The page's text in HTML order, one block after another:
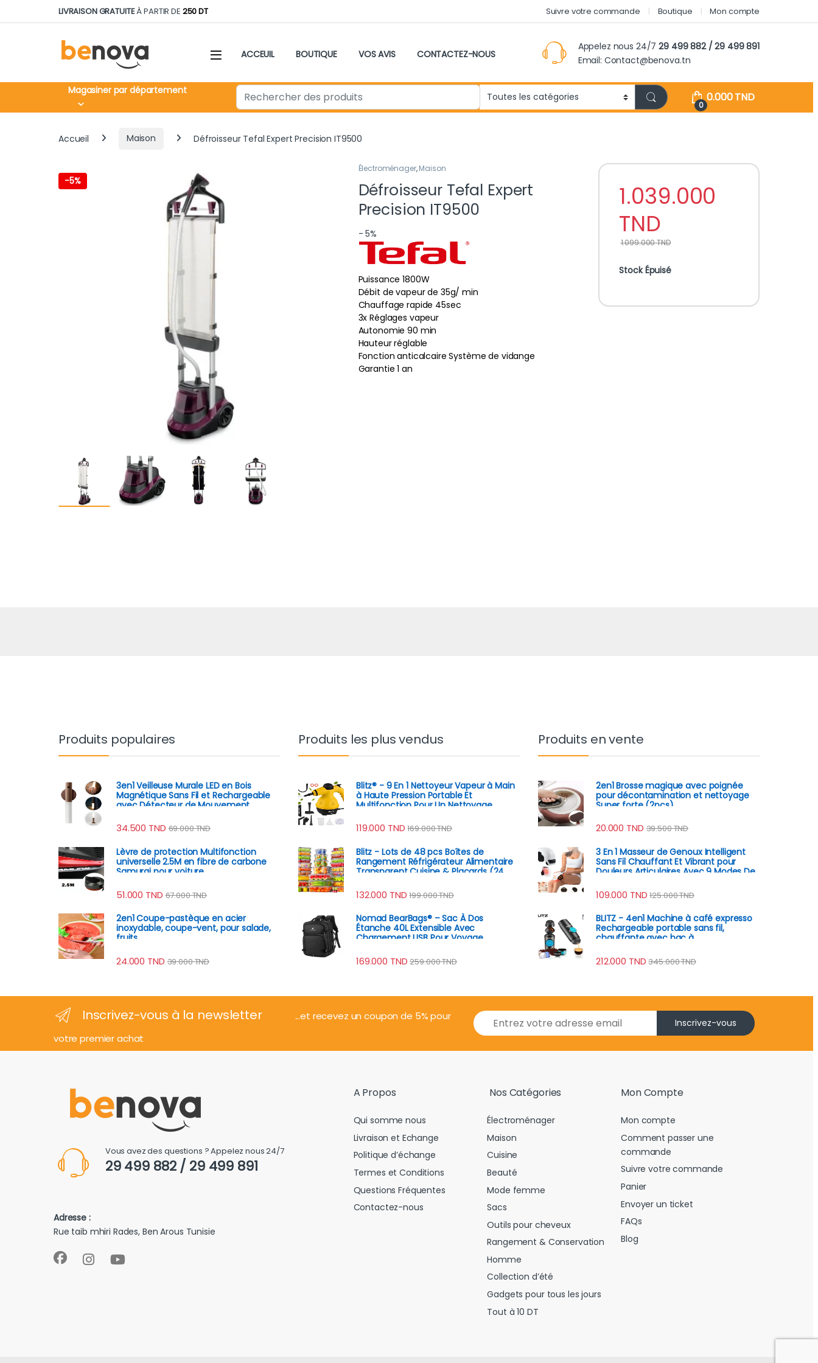
Skip to navigation
Skip to contentLIVRAISON GRATUITEÀ PARTIR DE 250 DT Suivre votre commande Boutique Mon compte
ACCEUIL BOUTIQUE VOS AVIS CONTACTEZ-NOUS
Appelez nous 24/729 499 882 / 29 499 891
Email: Contact@benova.tn
Magasiner par département Search for:
0
0.000TND
Accueil Maison Défroisseur Tefal Expert Precision IT9500
-5%
Électroménager,Maison
Défroisseur Tefal Expert
Precision IT9500
- 5%
Puissance 1800W
Débit de vapeur de 35g/ min
Chauffage rapide 45sec
3x Réglages vapeur
Autonomie 90 min
Hauteur réglable
Fonction anticalcaire Système de vidange
Garantie 1 an
1.039.000
TND
1.099.000TND
Stock Épuisé
Produits populaires
3en1 Veilleuse Murale LED en Bois
Magnétique Sans Fil et Rechargeable
avec Détecteur de Mouvement
34.500 TND 69.000TND
Lèvre de protection Multifonction
universelle 2.5M en fibre de carbone
Samurai pour voiture
51.000 TND 67.000TND
2en1 Coupe-pastèque en acier
inoxydable, coupe-vent, pour salade,
fruits
24.000 TND 39.000TND
Produits les plus vendus
Blitz® - 9 En 1 Nettoyeur Vapeur à Main
à Haute Pression Portable Et
Multifonction Pour Un Nettoyage
119.000 TND 169.000TND
Blitz - Lots de 48 pcs Boîtes de
Rangement Réfrigérateur Alimentaire
Transparent Cuisine & Placards (24
132.000 TND 199.000TND
Nomad BearBags® – Sac À Dos
Étanche 40L Extensible Avec
Chargement USB Pour Voyage
169.000 TND 259.000TND
Produits en vente
2en1 Brosse magique avec poignée
pour décontamination et nettoyage
Super forte (2pcs)
20.000 TND 39.500TND
3 En 1 Masseur de Genoux Intelligent
Sans Fil Chauffant Et Vibrant pour
Douleurs Articulaires Avec 9 Modes De
109.000 TND 125.000TND
BLITZ - 4en1 Machine à café expresso
Rechargeable portable sans fil,
chauffante avec bac à
automatique, batterie 8h
212.000 TND 345.000TND
Inscrivez-vous à la newsletter
...et recevez un coupon de 5% pour
votre premier achat
E
m
i
Inscrivez-vous
Vous avez des questions ? Appelez nous 24/7
29 499 882 / 29 499 891
Adresse :
Rue taib mhiri Rades, Ben Arous Tunisie
A Propos
Qui somme nous
Livraison et Echange
Politique d’échange
Termes et Conditions
Questions Fréquentes
Contactez-nous
Nos Catégories
Électroménager
Maison
Cuisine
Beauté
Mode femme
Sacs
Outils pour cheveux
Rangement & Conservation
Homme
Collection d’été
Gadgets pour tous les jours
Tout à 10 DT
Mon Compte
Mon compte
Comment passer une
commande
Suivre votre commande
Panier
Envoyer un ticket
FAQs
Blog